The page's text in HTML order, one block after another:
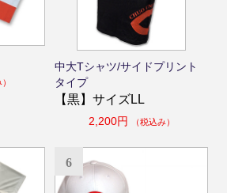
中大Tシャツ/サイドプリント
タイプ
【黒】サイズLL
2,200円 （税込み）
6